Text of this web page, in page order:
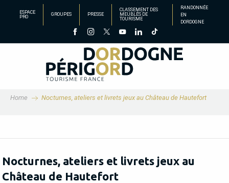
principal
ESPACE
PRO
GROUPES PRESSE
CLASSEMENT DES
MEUBLÉS DE
TOURISME
RANDONNÉE
EN
DORDOGNE
Home Nocturnes, ateliers et livrets jeux au Château de Hautefort
Nocturnes, ateliers et livrets jeux au
Château de Hautefort